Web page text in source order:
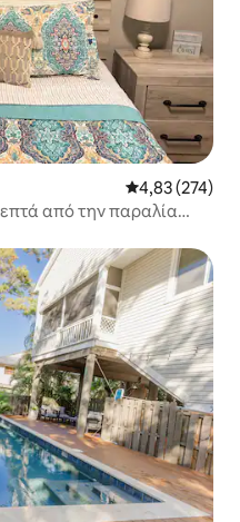
Μέση
4,83 (274)
από την παραλία